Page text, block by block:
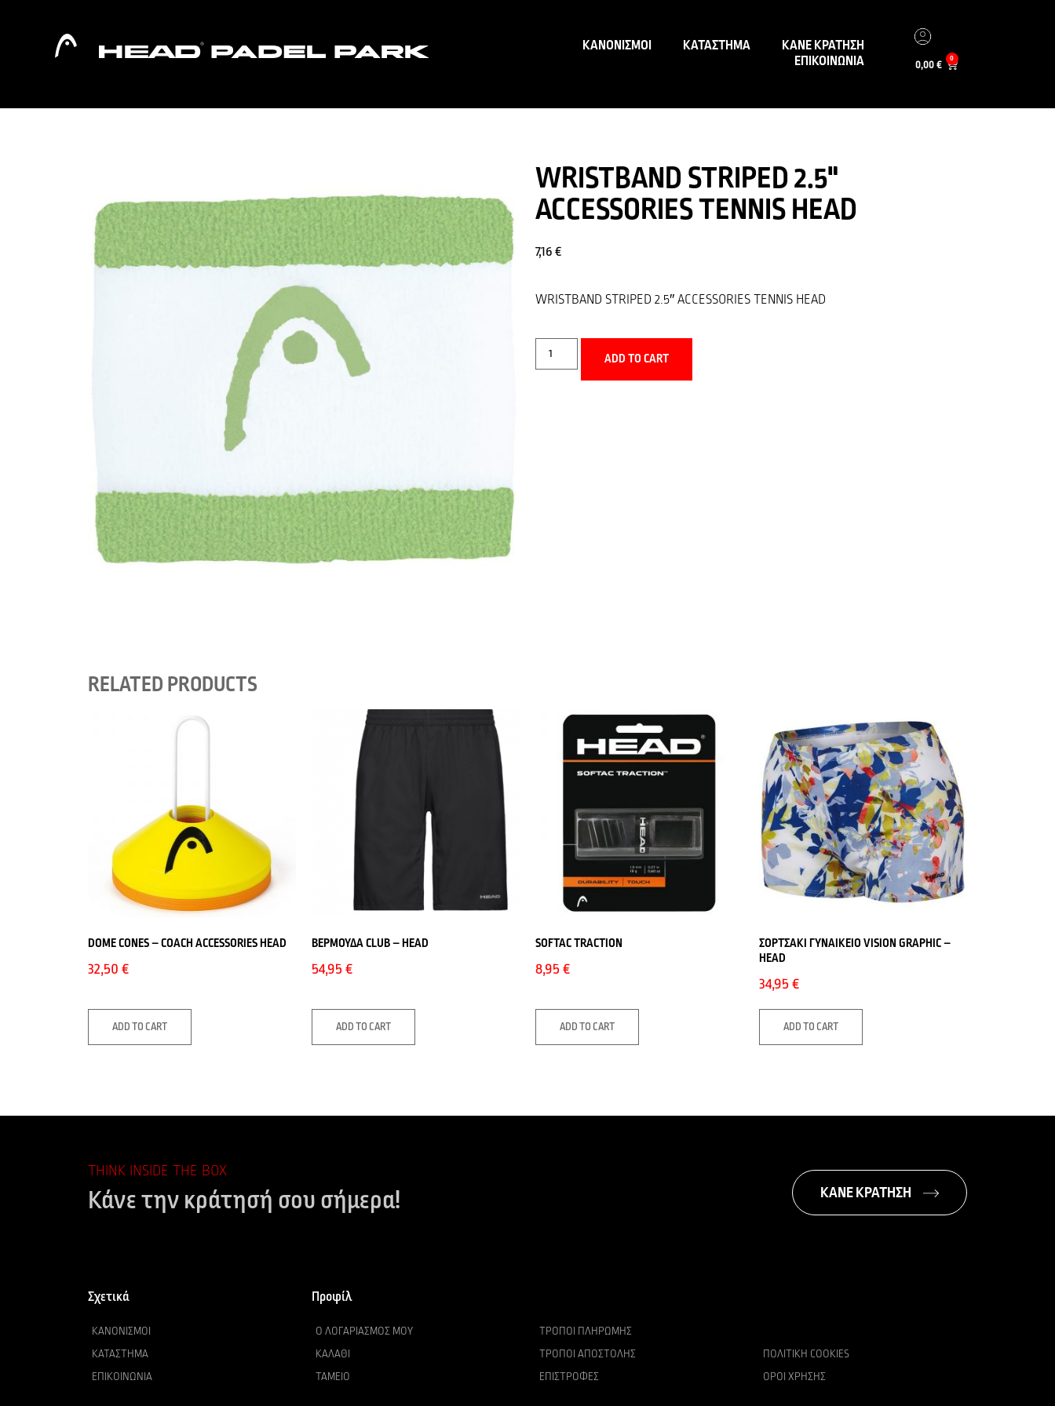
ΚΑΝΟΝΙΣΜΟΙ ΚΑΤΑΣΤΗΜΑ
ΚΑΝΕ ΚΡΑΤΗΣΗ
ΕΠΙΚΟΙΝΩΝΙΑ
0,00€ 0
WRISTBAND STRIPED 2.5"
ACCESSORIES TENNIS HEAD
7,16€
WRISTBAND STRIPED 2.5″ ACCESSORIES TENNIS HEAD
ADD TO CART
RELATED PRODUCTS
DOME CONES – COACH ACCESSORIES HEAD
32,50€
ADD TO CART
ΒΕΡΜΟΥΔΑ CLUB – HEAD
54,95€
ADD TO CART
SOFTAC TRACTION
8,95€
ADD TO CART
ΣΟΡΤΣΑΚΙ ΓΥΝΑΙΚΕΙΟ VISION GRAPHIC –
HEAD
34,95€
ADD TO CART
THINK INSIDE THE BOX
Κάνε την κράτησή σου σήμερα! ΚΑΝΕ ΚΡΑΤΗΣΗ
Σχετικά
ΚΑΝΟΝΙΣΜΟΊ
ΚΑΤΆΣΤΗΜΑ
ΕΠΙΚΟΙΝΩΝΊΑ
Προφίλ
Ο ΛΟΓΑΡΙΑΣΜΌΣ ΜΟΥ
ΚΑΛΆΘΙ
ΤΑΜΕΊΟ
ΤΡΌΠΟΙ ΠΛΗΡΩΜΉΣ
ΤΡΌΠΟΙ ΑΠΟΣΤΟΛΉΣ
ΕΠΙΣΤΡΟΦΈΣ
ΠΟΛΙΤΙΚΉ COOKIES
ΌΡΟΙ ΧΡΉΣΗΣ